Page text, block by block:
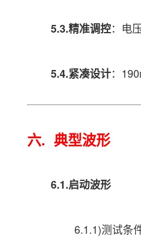
5.3.精准调控：电
5.4.紧凑设计：
六. 典型波形
6.1.启动波形
6.1.1)测试条